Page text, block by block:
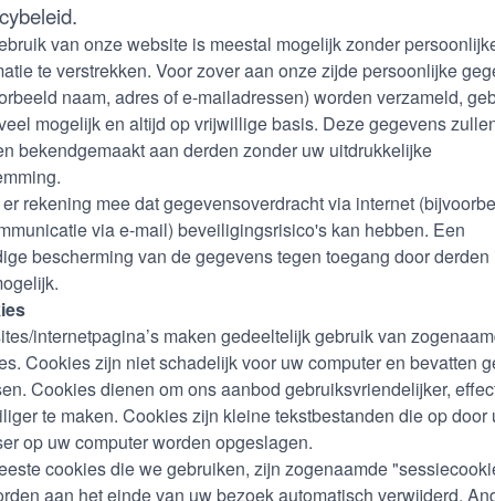
van onze website is meestal mogelijk zonder
te verstrekken. Voor zover aan onze zijde persoonlijke
naam, adres of e-mailadressen) worden verzameld,
mogelijk en altijd op vrijwillige basis. Deze gegevens
bekendgemaakt aan derden zonder uw uitdrukkelijke
rekening mee dat gegevensoverdracht via internet
via e-mail) beveiligingsrisico's kan hebben. Een
bescherming van de gegevens tegen toegang door derden
internetpagina’s maken gedeeltelijk gebruik van
Cookies zijn niet schadelijk voor uw computer en bevatten
Cookies dienen om ons aanbod gebruiksvriendelijker,
te maken. Cookies zijn kleine tekstbestanden die op door
op uw computer worden opgeslagen.
cookies die we gebruiken, zijn zogenaamde
aan het einde van uw bezoek automatisch verwijderd.